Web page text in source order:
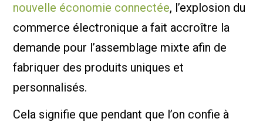
nouvelle économie connectée, l’explosion du
commerce électronique a fait accroître la
demande pour l’assemblage mixte afin de
fabriquer des produits uniques et
personnalisés.
Cela signifie que pendant que l’on confie à